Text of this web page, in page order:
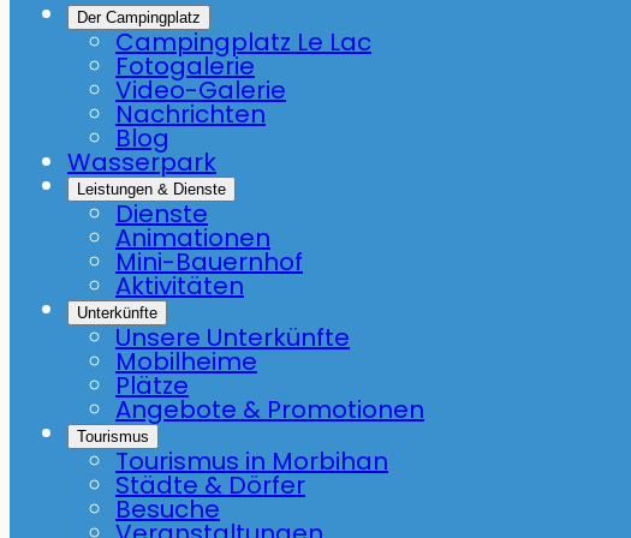
Der Campingplatz
Campingplatz Le Lac
Fotogalerie
Video-Galerie
Nachrichten
Blog
Wasserpark
Leistungen & Dienste
Dienste
Animationen
Mini-Bauernhof
Aktivitäten
Unterkünfte
Unsere Unterkünfte
Mobilheime
Plätze
Angebote & Promotionen
Tourismus
Tourismus in Morbihan
Städte & Dörfer
Besuche